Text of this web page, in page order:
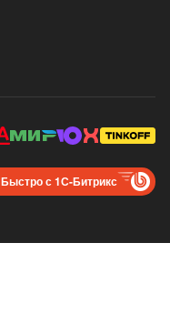
Быстро с 1С-Битрикс